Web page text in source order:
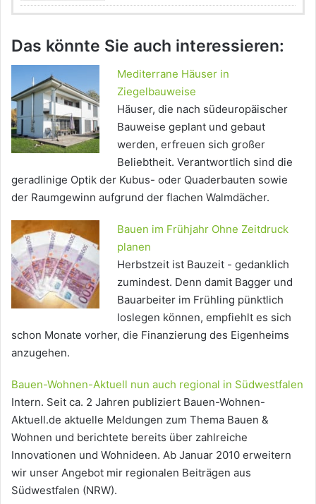
Das könnte Sie auch interessieren:
Mediterrane Häuser in
Ziegelbauweise
Häuser, die nach südeuropäischer
Bauweise geplant und gebaut
werden, erfreuen sich großer
Beliebtheit. Verantwortlich sind die
geradlinige Optik der Kubus- oder Quaderbauten sowie
der Raumgewinn aufgrund der flachen Walmdächer.
Bauen im Frühjahr Ohne Zeitdruck
planen
Herbstzeit ist Bauzeit - gedanklich
zumindest. Denn damit Bagger und
Bauarbeiter im Frühling pünktlich
loslegen können, empfiehlt es sich
schon Monate vorher, die Finanzierung des Eigenheims
anzugehen.
Bauen-Wohnen-Aktuell nun auch regional in Südwestfalen
Intern. Seit ca. 2 Jahren publiziert Bauen-Wohnen-
Aktuell.de aktuelle Meldungen zum Thema Bauen &
Wohnen und berichtete bereits über zahlreiche
Innovationen und Wohnideen. Ab Januar 2010 erweitern
wir unser Angebot mir regionalen Beiträgen aus
Südwestfalen (NRW).